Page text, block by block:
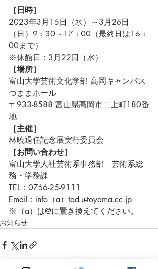
［日時］
2023年3月15日（水）～3月26日
（日）9：30～17：00（最終日は16：
00まで）
※休館日：3月22日（水）
［場所］
富山大学芸術文化学部 高岡キャンパス
つままホール
〒933-8588 富山県高岡市二上町180番
地
［主催］
林曉退任記念展実行委員会
［お問い合わせ］
富山大学人社芸術系事務部　芸術系総
務・学務課
TEL：0766-25-9111
Email：info（a）tad.u-toyama.ac.jp
※（a）は@に置き換えてください。
お知らせ